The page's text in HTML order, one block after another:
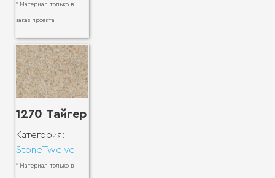
* Материал только в
заказ проекта
1270 Тайгер
Категория:
StoneTwelve
* Материал только в